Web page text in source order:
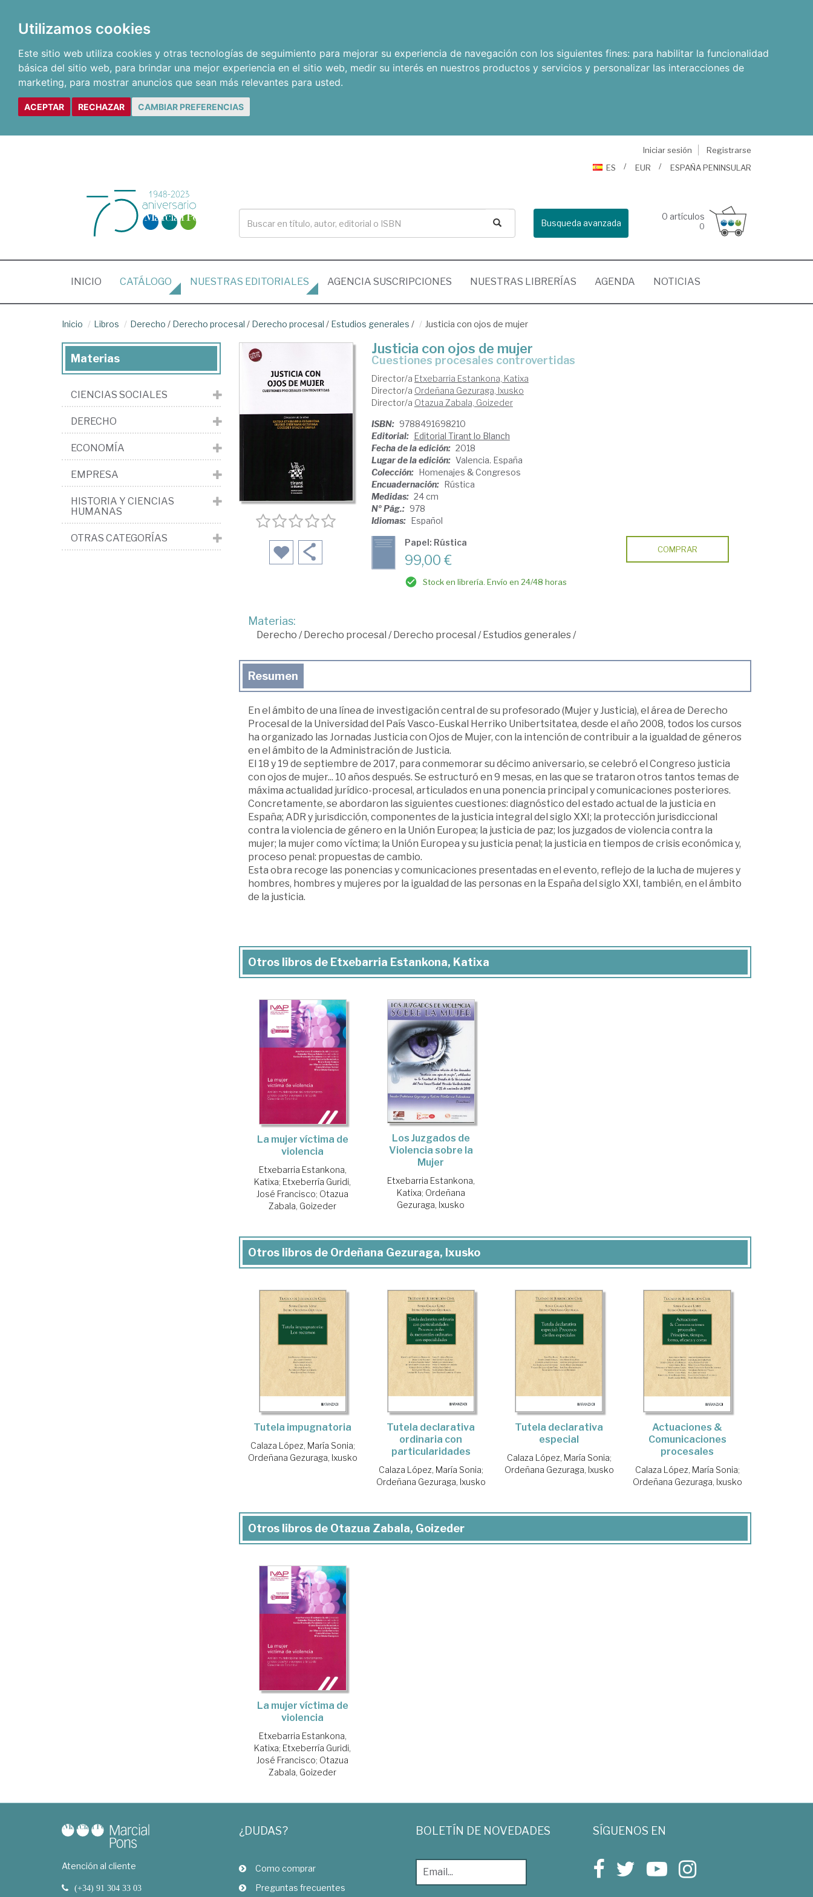
Utilizamos cookies
Este sitio web utiliza cookies y otras tecnologías de seguimiento para mejorar su experiencia de navegación con los siguientes fines: para habilitar la funcionalidad
básica del sitio web, para brindar una mejor experiencia en el sitio web, medir su interés en nuestros productos y servicios y personalizar las interacciones de
marketing, para mostrar anuncios que sean más relevantes para usted.
ACEPTAR RECHAZAR CAMBIAR PREFERENCIAS
Iniciar sesión
Registrarse
ES
EUR ESPAÑA PENINSULAR
Busqueda avanzada
0 artículos
0
INICIO (CURRENT)
CATÁLOGO NUESTRAS EDITORIALES AGENCIA SUSCRIPCIONES NUESTRAS LIBRERÍAS AGENDA NOTICIAS
Inicio Libros Derecho / Derecho procesal / Derecho procesal / Estudios generales / Justicia con ojos de mujer
Justicia con ojos de mujer
cuestiones procesales controvertidas
Director/a Etxebarria Estankona, Katixa
Director/a Ordeñana Gezuraga, Ixusko
Director/a Otazua Zabala, Goizeder
ISBN: 9788491698210
Editorial: Editorial Tirant lo Blanch
Fecha de la edición: 2018
Lugar de la edición: Valencia. España
Colección: Homenajes & Congresos
Encuadernación: Rústica
Medidas: 24 cm
Nº Pág.: 978
Idiomas: Español
Papel: Rústica
99,00 €
Stock en librería. Envío en 24/48 horas
COMPRAR
Materias:
Derecho /Derecho procesal /Derecho procesal /Estudios generales/
Resumen
En el ámbito de una línea de investigación central de su profesorado (Mujer y Justicia), el área de Derecho
Procesal de la Universidad del País Vasco-Euskal Herriko Unibertsitatea, desde el año 2008, todos los cursos
ha organizado las Jornadas Justicia con Ojos de Mujer, con la intención de contribuir a la igualdad de géneros
en el ámbito de la Administración de Justicia.
El 18 y 19 de septiembre de 2017, para conmemorar su décimo aniversario, se celebró el Congreso justicia
con ojos de mujer... 10 años después. Se estructuró en 9 mesas, en las que se trataron otros tantos temas de
máxima actualidad jurídico-procesal, articulados en una ponencia principal y comunicaciones posteriores.
Concretamente, se abordaron las siguientes cuestiones: diagnóstico del estado actual de la justicia en
España; ADR y jurisdicción, componentes de la justicia integral del siglo XXI; la protección jurisdiccional
contra la violencia de género en la Unión Europea; la justicia de paz; los juzgados de violencia contra la
mujer; la mujer como víctima; la Unión Europea y su justicia penal; la justicia en tiempos de crisis económica y,
proceso penal: propuestas de cambio.
Esta obra recoge las ponencias y comunicaciones presentadas en el evento, reflejo de la lucha de mujeres y
hombres, hombres y mujeres por la igualdad de las personas en la España del siglo XXI, también, en el ámbito
de la justicia.
Otros libros de Etxebarria Estankona, Katixa
La mujer víctima de
violencia
Etxebarria Estankona,
Katixa; Etxeberría Guridi,
José Francisco; Otazua
Zabala, Goizeder
Los Juzgados de
Violencia sobre la
Mujer
Etxebarria Estankona,
Katixa; Ordeñana
Gezuraga, Ixusko
Otros libros de Ordeñana Gezuraga, Ixusko
Tutela impugnatoria
Calaza López, María Sonia;
Ordeñana Gezuraga, Ixusko
Tutela declarativa
ordinaria con
particularidades
Calaza López, María Sonia;
Ordeñana Gezuraga, Ixusko
Tutela declarativa
especial
Calaza López, María Sonia;
Ordeñana Gezuraga, Ixusko
Actuaciones &
Comunicaciones
procesales
Calaza López, María Sonia;
Ordeñana Gezuraga, Ixusko
Otros libros de Otazua Zabala, Goizeder
La mujer víctima de
violencia
Etxebarria Estankona,
Katixa; Etxeberría Guridi,
José Francisco; Otazua
Zabala, Goizeder
Materias
CIENCIAS SOCIALES
DERECHO
ECONOMÍA
EMPRESA
HISTORIA Y CIENCIAS
HUMANAS
OTRAS CATEGORÍAS
Atención al cliente
(+34) 91 304 33 03
¿DUDAS?
Como comprar
Preguntas frecuentes
BOLETÍN DE NOVEDADES SÍGUENOS EN